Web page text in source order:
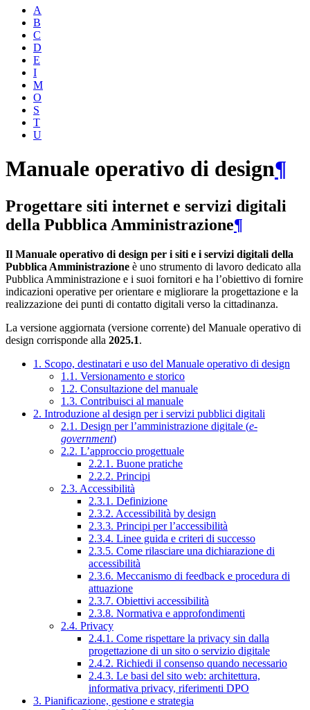
A
B
C
D
E
I
M
O
S
T
U
Manuale operativo di design¶
Progettare siti internet e servizi digitali
della Pubblica Amministrazione¶
Il Manuale operativo di design per i siti e i servizi digitali della
Pubblica Amministrazione è uno strumento di lavoro dedicato alla
Pubblica Amministrazione e i suoi fornitori e ha l’obiettivo di fornire
indicazioni operative per orientare e migliorare la progettazione e la
realizzazione dei punti di contatto digitali verso la cittadinanza.
La versione aggiornata (versione corrente) del Manuale operativo di
design corrisponde alla 2025.1.
1. Scopo, destinatari e uso del Manuale operativo di design
1.1. Versionamento e storico
1.2. Consultazione del manuale
1.3. Contribuisci al manuale
2. Introduzione al design per i servizi pubblici digitali
2.1. Design per l’amministrazione digitale (e-
government)
2.2. L’approccio progettuale
2.2.1. Buone pratiche
2.2.2. Principi
2.3. Accessibilità
2.3.1. Definizione
2.3.2. Accessibilità by design
2.3.3. Principi per l’accessibilità
2.3.4. Linee guida e criteri di successo
2.3.5. Come rilasciare una dichiarazione di
accessibilità
2.3.6. Meccanismo di feedback e procedura di
attuazione
2.3.7. Obiettivi accessibilità
2.3.8. Normativa e approfondimenti
2.4. Privacy
2.4.1. Come rispettare la privacy sin dalla
progettazione di un sito o servizio digitale
2.4.2. Richiedi il consenso quando necessario
2.4.3. Le basi del sito web: architettura,
informativa privacy, riferimenti DPO
3. Pianificazione, gestione e strategia